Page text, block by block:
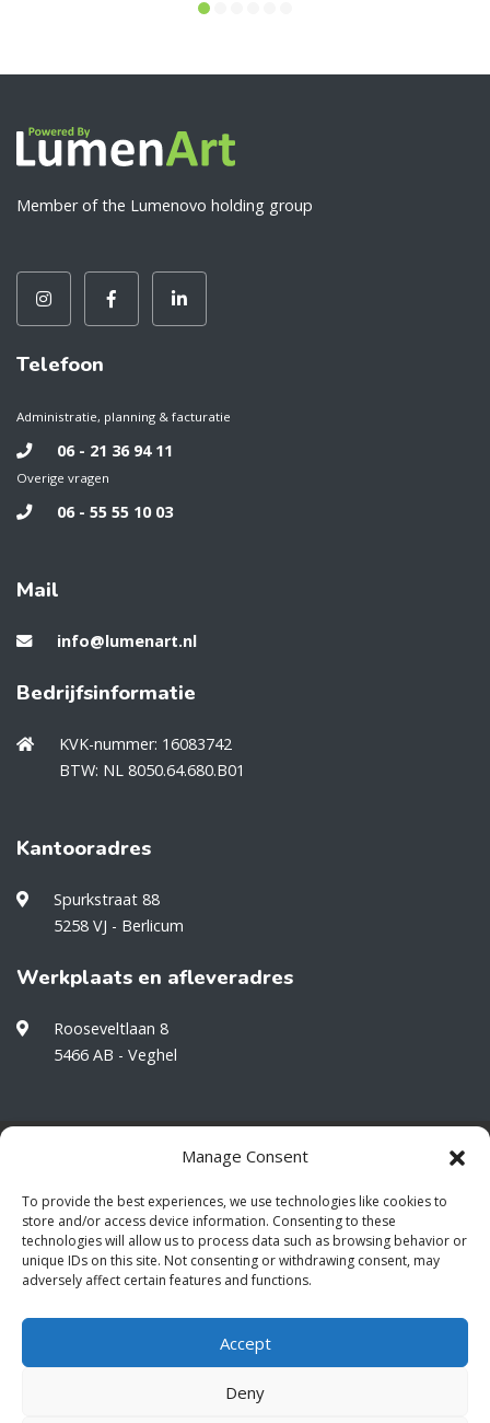
Manage Consent
To provide the best experiences, we use technologies like cookies to
store and/or access device information. Consenting to these
technologies will allow us to process data such as browsing behavior or
unique IDs on this site. Not consenting or withdrawing consent, may
adversely affect certain features and functions.
Accept
Deny
Member of the Lumenovo holding group
Telefoon
Administratie, planning & facturatie
06 - 21 36 94 11
Overige vragen
06 - 55 55 10 03
Mail
info@lumenart.nl
Bedrijfsinformatie
KVK-nummer: 16083742
BTW: NL 8050.64.680.B01
Kantooradres
Spurkstraat 88
5258 VJ - Berlicum
Werkplaats en afleveradres
Rooseveltlaan 8
5466 AB - Veghel
Wilt u op de hoogte blijven van onze